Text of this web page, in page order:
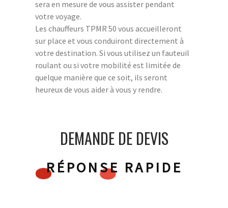
sera en mesure de vous assister pendant
votre voyage.
Les chauffeurs TPMR 50 vous accueilleront
sur place et vous conduiront directement à
votre destination. Si vous utilisez un fauteuil
roulant ou si votre mobilité est limitée de
quelque manière que ce soit, ils seront
heureux de vous aider à vous y rendre.
DEMANDE DE DEVIS
RÉPONSE RAPIDE